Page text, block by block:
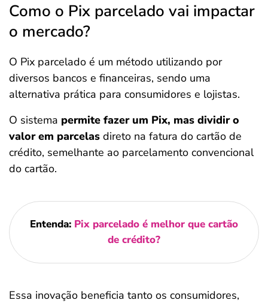
Como o Pix parcelado vai impactar
o mercado?
O Pix parcelado é um método utilizando por
diversos bancos e financeiras, sendo uma
alternativa prática para consumidores e lojistas.
O sistema permite fazer um Pix, mas dividir o
valor em parcelas direto na fatura do cartão de
crédito, semelhante ao parcelamento convencional
do cartão.
Entenda: Pix parcelado é melhor que cartão
de crédito?
Essa inovação beneficia tanto os consumidores,